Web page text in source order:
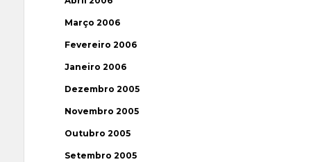
Março 2006
Fevereiro 2006
Janeiro 2006
Dezembro 2005
Novembro 2005
Outubro 2005
Setembro 2005